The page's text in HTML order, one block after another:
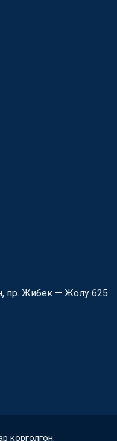
пр. Жибек — Жолу 625
корголгон.